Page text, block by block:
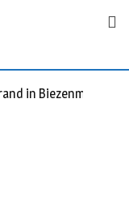
in Biezenmortel,